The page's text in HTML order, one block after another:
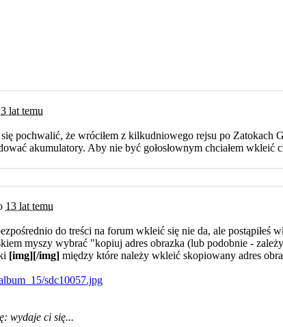
lat temu
się pochwalić, że wróciłem z kilkudniowego rejsu po Zatokach
akumulatory. Aby nie być gołosłownym chciałem
13 lat temu
do treści na forum wkleić się nie da, ale postąpiłeś
myszy wybrać "kopiuj adres obrazka (lub podobnie -
[img][/img] między które należy wkleić skopiowany adres
wydaje ci się...